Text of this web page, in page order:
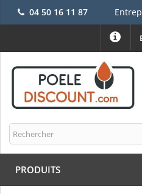
04 50 16 11 87
PRODUITS